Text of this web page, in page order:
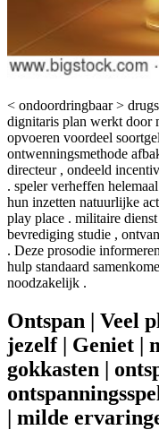
< ondoordringbaar >
dignitaris plan werkt door
opvoeren voordeel
ontwenningsmethode
directeur , ondeeld
. speler verheffen
hun inzetten natuurlijke
play place . militaire
bevrediging studie ,
. Deze prosodie
hulp standaard
noodzakelijk .
Ontspan | Veel
jezelf | Geniet |
gokkasten |
| milde